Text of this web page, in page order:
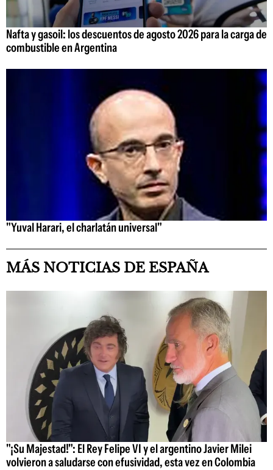
Nafta y gasoil: los descuentos de agosto 2026 para la carga de
combustible en Argentina
"Yuval Harari, el charlatán universal"
MÁS NOTICIAS DE ESPAÑA
"¡Su Majestad!": El Rey Felipe VI y el argentino Javier Milei
volvieron a saludarse con efusividad, esta vez en Colombia